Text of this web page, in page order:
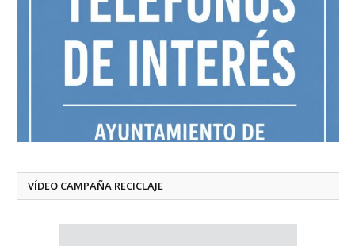
VÍDEO CAMPAÑA RECICLAJE